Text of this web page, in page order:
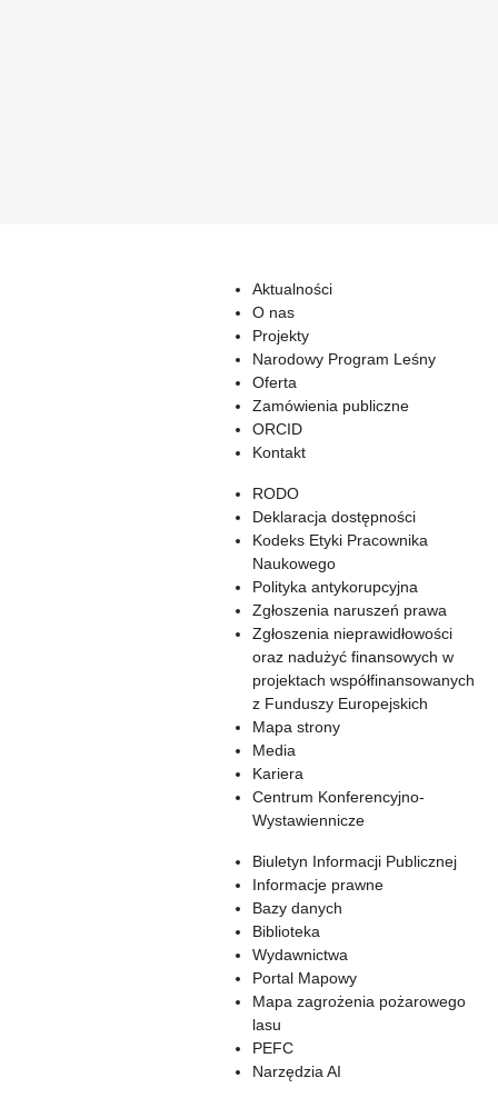
Aktualności
O nas
Projekty
Narodowy Program Leśny
Oferta
Zamówienia publiczne
ORCID
Kontakt
RODO
Deklaracja dostępności
Kodeks Etyki Pracownika
Naukowego
Polityka antykorupcyjna
Zgłoszenia naruszeń prawa
Zgłoszenia nieprawidłowości
oraz nadużyć finansowych w
projektach współfinansowanych
z Funduszy Europejskich
Mapa strony
Media
Kariera
Centrum Konferencyjno-
Wystawiennicze
Biuletyn Informacji Publicznej
Informacje prawne
Bazy danych
Biblioteka
Wydawnictwa
Portal Mapowy
Mapa zagrożenia pożarowego
lasu
PEFC
Narzędzia AI